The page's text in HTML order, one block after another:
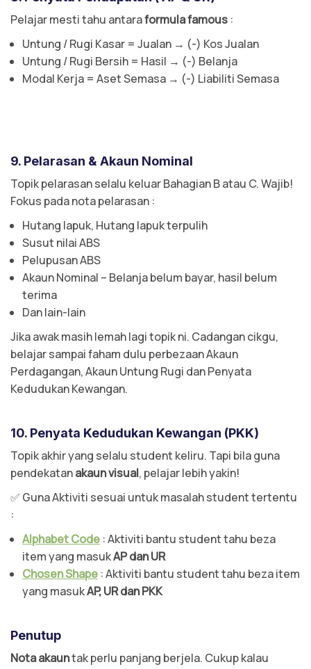
Pelajar mesti tahu antaraformula famous :
Untung / Rugi Kasar = Jualan → (-) Kos Jualan
Untung / Rugi Bersih = Hasil → (-) Belanja
Modal Kerja = Aset Semasa → (-) Liabiliti Semasa
9. Pelarasan & Akaun Nominal
Topik pelarasan selalu keluar Bahagian B atau C. Wajib!
Fokus pada nota pelarasan :
Hutang lapuk, Hutang lapuk terpulih
Susut nilai ABS
Pelupusan ABS
Akaun Nominal – Belanja belum bayar, hasil belum
terima
Dan lain-lain
Jika awak masih lemah lagi topik ni. Cadangan cikgu,
belajar sampai faham dulu perbezaan Akaun
Perdagangan, Akaun Untung Rugi dan Penyata
Kedudukan Kewangan.
10. Penyata Kedudukan Kewangan (PKK)
Topik akhir yang selalu student keliru. Tapi bila guna
pendekatanakaun visual, pelajar lebih yakin!
✅ Guna Aktiviti sesuai untuk masalah student tertentu
:
Alphabet Code : Aktiviti bantu student tahu beza
item yang masukAP dan UR
Chosen Shape : Aktiviti bantu student tahu beza item
yang masukAP, UR dan PKK
Penutup
Nota akauntak perlu panjang berjela. Cukup kalau